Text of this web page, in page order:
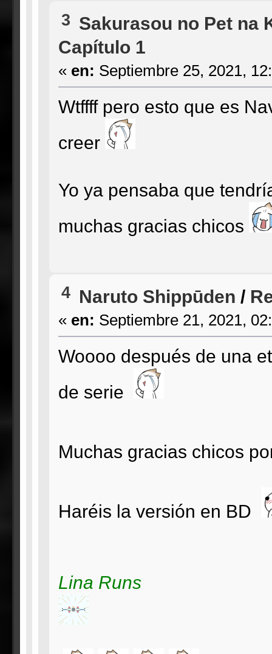
3 Sakurasou no Pet na
Capítulo 1
« en: Septiembre 25, 2021,
Wtffff pero esto que es
creer
Yo ya pensaba que
muchas gracias chicos
4 Naruto Shippūden /
« en: Septiembre 21, 2021,
Woooo después de una
de serie
Muchas gracias chicos
Haréis la versión en BD
Lina Runs